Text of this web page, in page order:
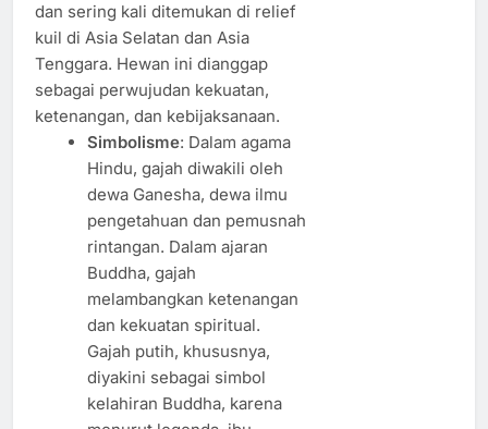
dan sering kali ditemukan di relief
kuil di Asia Selatan dan Asia
Tenggara. Hewan ini dianggap
sebagai perwujudan kekuatan,
ketenangan, dan kebijaksanaan.
Simbolisme: Dalam agama
Hindu, gajah diwakili oleh
dewa Ganesha, dewa ilmu
pengetahuan dan pemusnah
rintangan. Dalam ajaran
Buddha, gajah
melambangkan ketenangan
dan kekuatan spiritual.
Gajah putih, khususnya,
diyakini sebagai simbol
kelahiran Buddha, karena